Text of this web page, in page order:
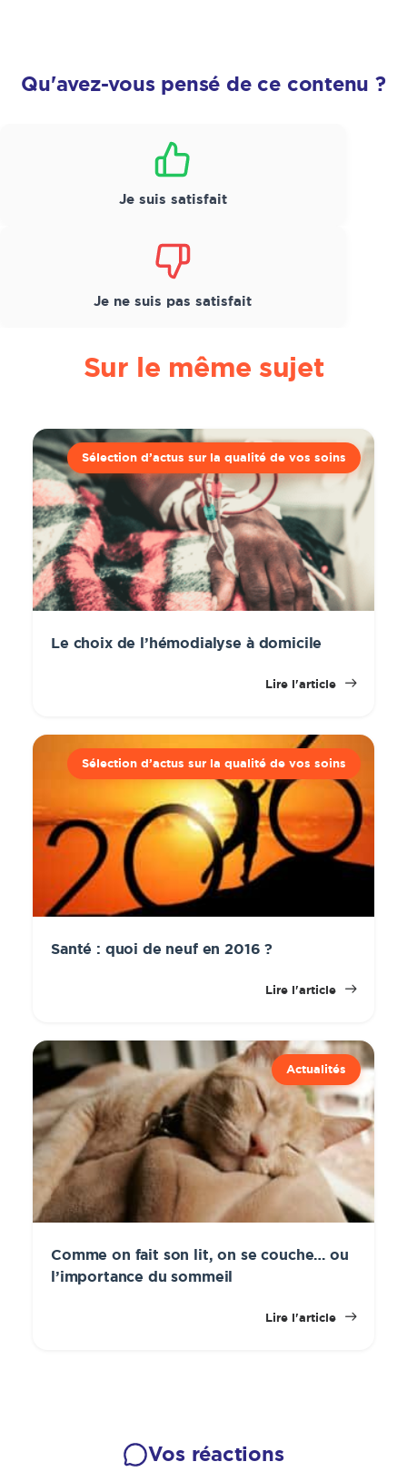
Qu'avez-vous pensé de ce contenu ?
Je suis satisfait
Je ne suis pas satisfait
Sur le même sujet
Sélection d’actus sur la qualité de vos soins
Le choix de l’hémodialyse à domicile
Lire l'article
Sélection d’actus sur la qualité de vos soins
Santé : quoi de neuf en 2016 ?
Lire l'article
Actualités
Comme on fait son lit, on se couche… ou
l’importance du sommeil
Lire l'article
Vos réactions